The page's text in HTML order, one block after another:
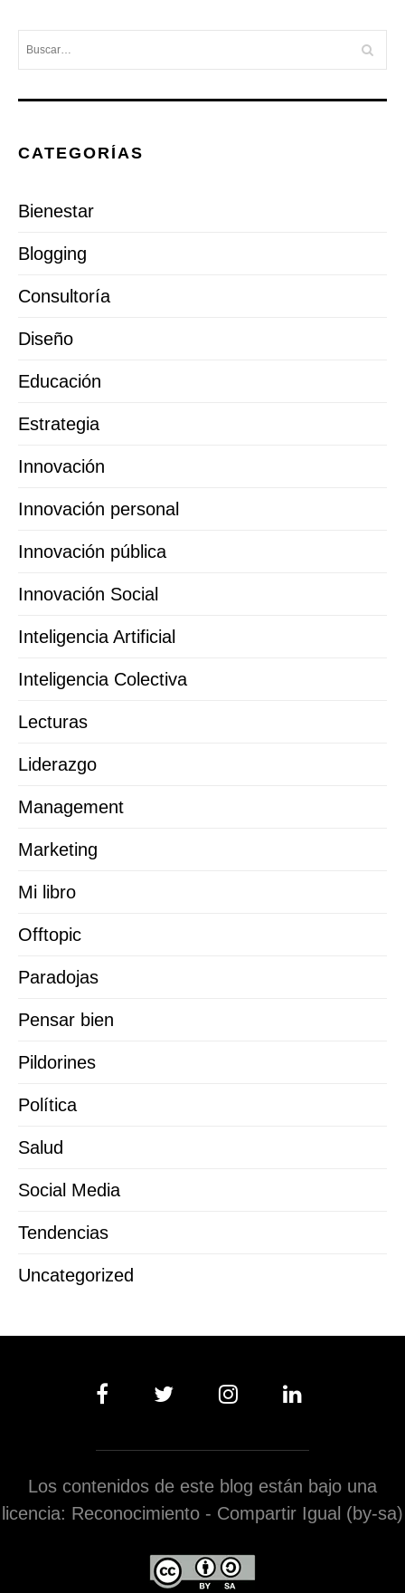
CATEGORÍAS
Bienestar
Blogging
Consultoría
Diseño
Educación
Estrategia
Innovación
Innovación personal
Innovación pública
Innovación Social
Inteligencia Artificial
Inteligencia Colectiva
Lecturas
Liderazgo
Management
Marketing
Mi libro
Offtopic
Paradojas
Pensar bien
Pildorines
Política
Salud
Social Media
Tendencias
Uncategorized
Los contenidos de este blog están bajo una
licencia: Reconocimiento - Compartir Igual (by-sa)